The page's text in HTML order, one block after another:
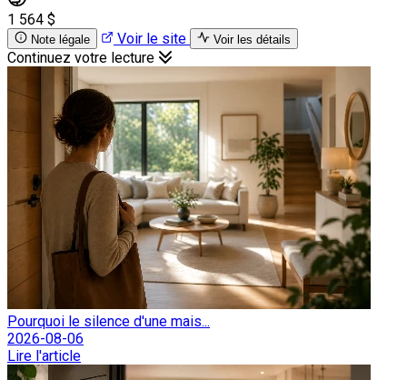
1 564 $
Note légale Voir le site Voir les détails
Continuez votre lecture
Pourquoi le silence d'une mais...
2026-08-06
Lire l'article